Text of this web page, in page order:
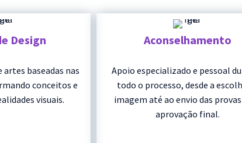
Design
baseadas nas
conceitos e
visuais.
Aconselhamento
Apoio especializado e pessoal
todo o processo, desde a
imagem até ao envio das
aprovação final.